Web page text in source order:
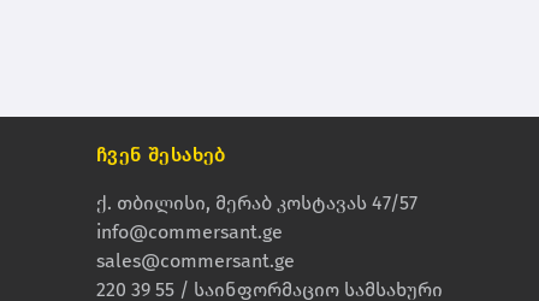
ჩვენ შესახებ
ქ. თბილისი, მერაბ კოსტავას 47/57
info@commersant.ge
sales@commersant.ge
220 39 55 / საინფორმაციო სამსახური